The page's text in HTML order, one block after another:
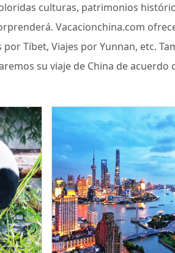
culturas, patrimonios
Vacacionchina.com
por Tíbet, Viajes por Yunnan, etc.
su viaje de China de acuerdo